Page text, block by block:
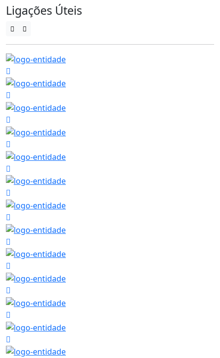
Ligações Úteis